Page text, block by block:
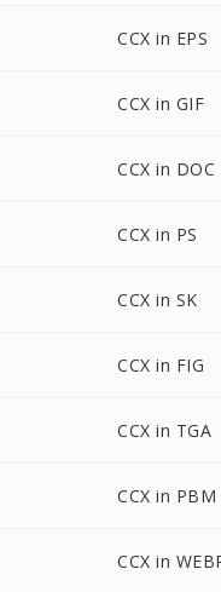
CCX in EPS
CCX in GIF
CCX in DOC
CCX in PS
CCX in SK
CCX in FIG
CCX in TGA
CCX in PBM
CCX in